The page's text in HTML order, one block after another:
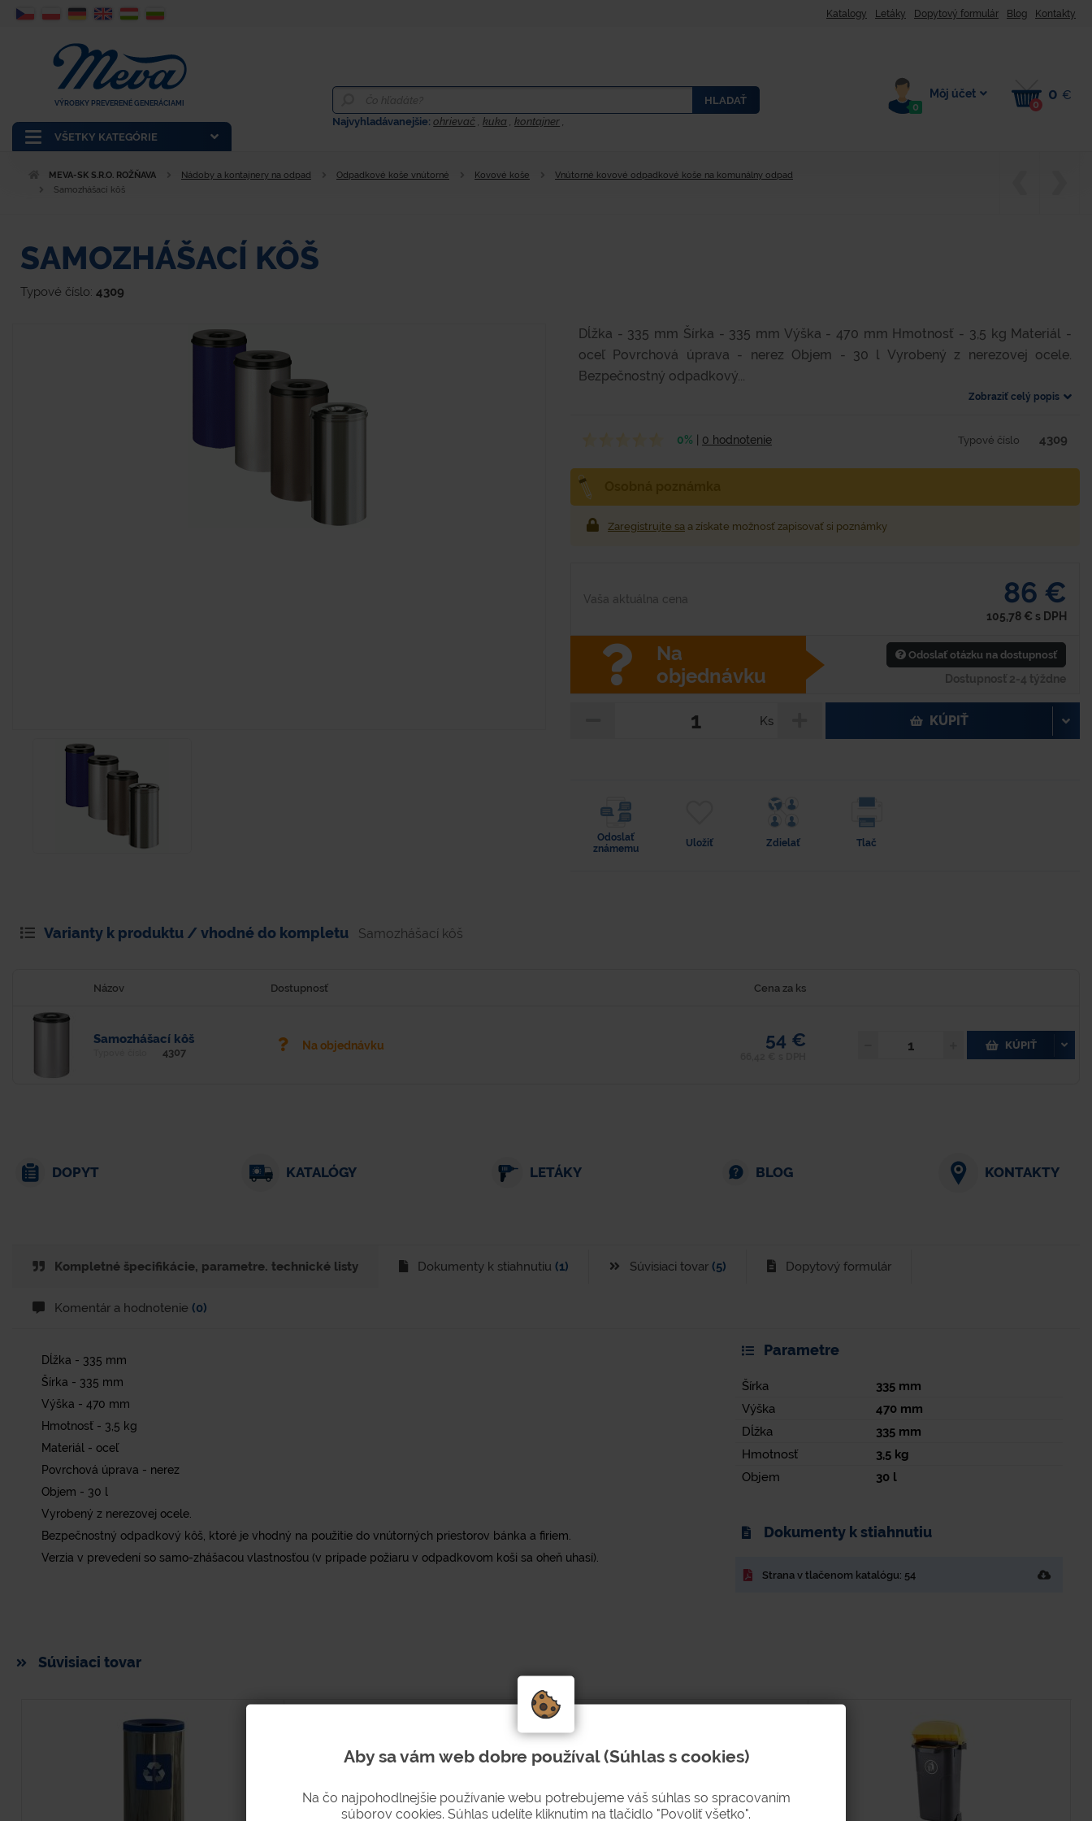
Katalogy Letáky Dopytový formulár Blog Kontakty
VŠETKY KATEGÓRIE
VÝROBKY PREVERENÉ GENERÁCIAMI
HLADAŤ
Najvyhladávanejšie:ohrievač ,kuka ,kontajner ,
0
Môj účet
0
0 €
MEVA-SK S.R.O. ROŽŇAVA Nádoby a kontajnery na odpad Odpadkové koše vnútorné Kovové koše
Vnútorné kovové odpadkové koše na komunálny odpad
Samozhášací kôš
SAMOZHÁŠACÍ KÔŠ
Typové číslo: 4309
Dĺžka - 335 mm Šírka - 335 mm Výška - 470 mm Hmotnosť - 3,5 kg Materiál -
oceľ Povrchová úprava - nerez Objem - 30 l Vyrobený z nerezovej ocele.
Bezpečnostný odpadkový...
Zobraziť celý popis
0% 0 hodnotenie Typové číslo 4309
Zaregistrujte sa a získate možnosť zapisovať si poznámky
Vaša aktuálna cena 86 €
105,78 € s DPH
Na
objednávku
Odoslať otázku na dostupnosť
Dostupnosť 2-4 týždne
Ks KÚPIŤ
Odoslať
známemu
Uložiť Zdielať Tlač
Varianty k produktu / vhodné do kompletu Samozhášací kôš
Názov Dostupnosť Cena za ks
Samozhášací kôš
4307
Na objednávku 54 € KÚPIŤ
DOPYT KATALÓGY LETÁKY BLOG KONTAKTY
Kompletné špecifikácie, parametre. technické listy Dokumenty k stiahnutiu (1) Súvisiaci tovar (5) Dopytový formulár
Komentár a hodnotenie (0)
Dĺžka - 335 mm
Šírka - 335 mm
Výška - 470 mm
Hmotnosť - 3,5 kg
Materiál - oceľ
Povrchová úprava - nerez
Objem - 30 l
Vyrobený z nerezovej ocele.
Bezpečnostný odpadkový kôš, ktoré je vhodný na použitie do vnútorných priestorov bánka a firiem.
Verzia v prevedení so samo-zhášacou vlastnosťou (v prípade požiaru v odpadkovom koši sa oheň uhasí).
Parametre
Šírka 335 mm
Výška
470 mm
Dĺžka
335 mm
Hmotnosť
3,5 kg
Objem
30 l
Dokumenty k stiahnutiu
Strana v tlačenom katalógu: 54
Súvisiaci tovar
Aby sa vám web dobre používal (Súhlas s cookies)
Na čo najpohodlnejšie používanie webu potrebujeme váš súhlas so spracovaním
súborov cookies. Súhlas udelíte kliknutím na tlačidlo "Povoliť všetko".